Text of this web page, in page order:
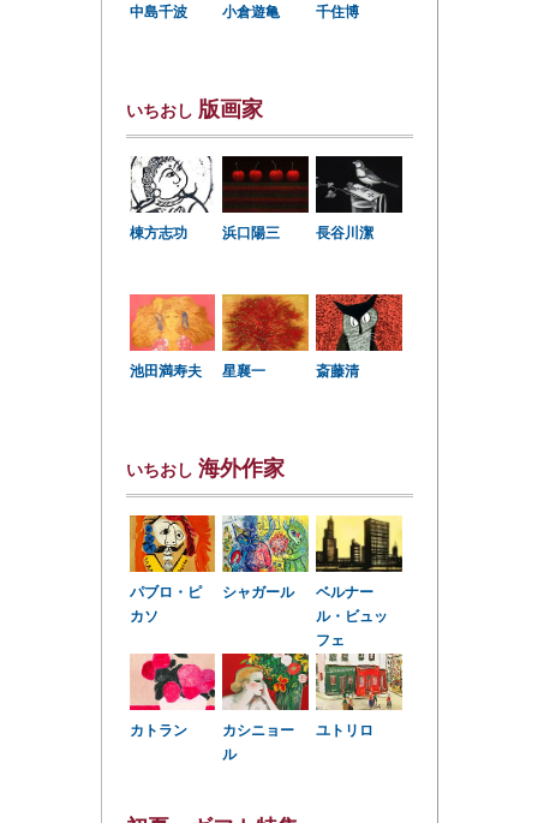
中島千波 小倉遊亀 千住博
いちおし 版画家
棟方志功 浜口陽三 長谷川潔
池田満寿夫 星襄一 斎藤清
いちおし 海外作家
パブロ・ピ
カソ
シャガール
ベルナー
ル・ビュッ
フェ
カトラン
カシニョー
ル
ユトリロ